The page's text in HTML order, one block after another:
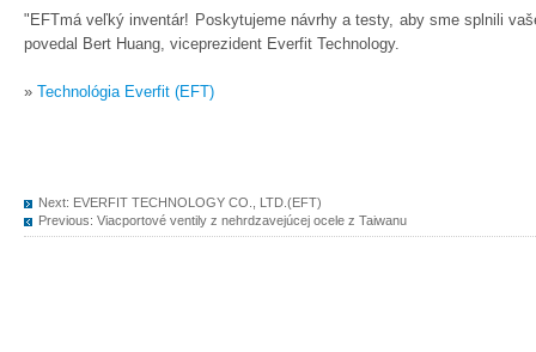
"EFTmá veľký inventár! Poskytujeme návrhy a testy, aby sme splnili
povedal Bert Huang, viceprezident Everfit Technology.
» Technológia Everfit (EFT)
Next: EVERFIT TECHNOLOGY CO., LTD.(EFT)
Previous: Viacportové ventily z nehrdzavejúcej ocele z Taiwanu